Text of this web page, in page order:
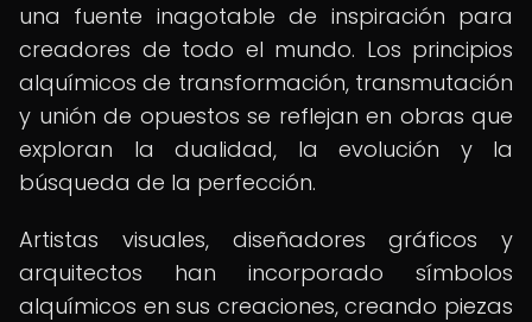
una fuente inagotable de inspiración para
creadores de todo el mundo. Los principios
alquímicos de transformación, transmutación
y unión de opuestos se reflejan en obras que
exploran la dualidad, la evolución y la
búsqueda de la perfección.
Artistas visuales, diseñadores gráficos y
arquitectos han incorporado símbolos
alquímicos en sus creaciones, creando piezas